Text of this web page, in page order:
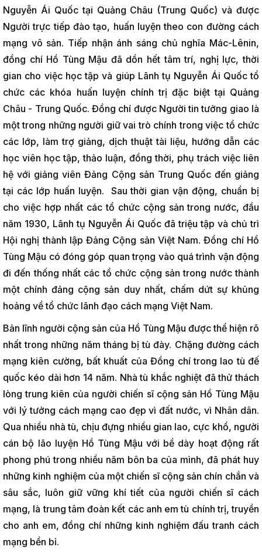
Nguyễn Ái Quốc tại Quảng Châu (Trung Quốc) và được
Người trực tiếp đào tạo, huấn luyện theo con đường cách
mạng vô sản. Tiếp nhận ánh sáng chủ nghĩa Mác-Lênin,
đồng chí Hồ Tùng Mậu đã dồn hết tâm trí, nghị lực, thời
gian cho việc học tập và giúp Lãnh tụ Nguyễn Ái Quốc tổ
chức các khóa huấn luyện chính trị đặc biệt tại Quảng
Châu - Trung Quốc. Đồng chí được Người tin tưởng giao là
một trong những người giữ vai trò chính trong việc tổ chức
các lớp, làm trợ giảng, dịch thuật tài liệu, hướng dẫn các
học viên học tập, thảo luận, đồng thời, phụ trách việc liên
hệ với giảng viên Đảng Cộng sản Trung Quốc đến giảng
tại các lớp huấn luyện. Sau thời gian vận động, chuẩn bị
cho việc hợp nhất các tổ chức cộng sản trong nước, đầu
năm 1930, Lãnh tụ Nguyễn Ái Quốc đã triệu tập và chủ trì
Hội nghị thành lập Đảng Cộng sản Việt Nam. Đồng chí Hồ
Tùng Mậu có đóng góp quan trọng vào quá trình vận động
đi đến thống nhất các tổ chức cộng sản trong nước thành
một chính đảng cộng sản duy nhất, chấm dứt sự khủng
hoảng về tổ chức lãnh đạo cách mạng Việt Nam.
Bản lĩnh người cộng sản của Hồ Tùng Mậu được thể hiện rõ
nhất trong những năm tháng bị tù đày. Chặng đường cách
mạng kiên cường, bất khuất của Đồng chí trong lao tù đế
quốc kéo dài hơn 14 năm. Nhà tù khắc nghiệt đã thử thách
lòng trung kiên của người chiến sĩ cộng sản Hồ Tùng Mậu
với lý tưởng cách mạng cao đẹp vì đất nước, vì Nhân dân.
Qua nhiều nhà tù, chịu đựng nhiều gian lao, cực khổ, người
cán bộ lão luyện Hồ Tùng Mậu với bề dày hoạt động rất
phong phú trong nhiều năm bôn ba của mình, đã phát huy
những kinh nghiệm của một chiến sĩ cộng sản chín chắn và
sâu sắc, luôn giữ vững khí tiết của người chiến sĩ cách
mạng, là trung tâm đoàn kết các anh em tù chính trị, truyền
cho anh em, đồng chí những kinh nghiệm đấu tranh cách
mạng bền bỉ.